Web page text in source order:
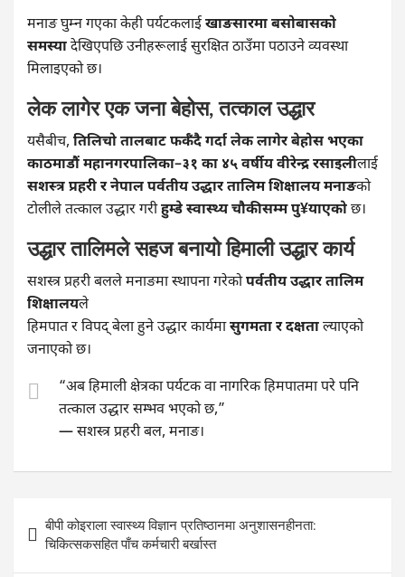
मनाङ घुम्न गएका केही पर्यटकलाईखाङसारमा बसोबासको
समस्यादेखिएपछि उनीहरूलाई सुरक्षित ठाउँमा पठाउने व्यवस्था
मिलाइएको छ।
लेक लागेर एक जना बेहोस, तत्काल उद्धार
यसैबीच, तिलिचो तालबाट फर्कँदै गर्दा लेक लागेर बेहोस भएका
काठमाडौं महानगरपालिका–३१ का ४५ वर्षीय वीरेन्द्र रसाइलीलाई
सशस्त्र प्रहरी र नेपाल पर्वतीय उद्धार तालिम शिक्षालय मनाङको
टोलीले तत्काल उद्धार गरीहुम्डे स्वास्थ्य चौकीसम्म पु¥याएकोछ।
उद्धार तालिमले सहज बनायो हिमाली उद्धार कार्य
सशस्त्र प्रहरी बलले मनाङमा स्थापना गरेकोपर्वतीय उद्धार तालिम
शिक्षालयले
हिमपात र विपद् बेला हुने उद्धार कार्यमासुगमता र दक्षताल्याएको
जनाएको छ।
“अब हिमाली क्षेत्रका पर्यटक वा नागरिक हिमपातमा परे पनि
तत्काल उद्धार सम्भव भएको छ,”
— सशस्त्र प्रहरी बल, मनाङ।
navigation
बीपी कोइराला स्वास्थ्य विज्ञान प्रतिष्ठानमा अनुशासनहीनता:
चिकित्सकसहित पाँच कर्मचारी बर्खास्त